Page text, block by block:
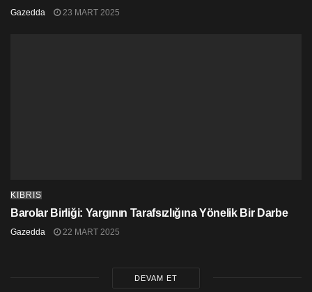
Gazedda 23 MART 2025
KIBRIS
Barolar Birliği: Yargının Tarafsızlığına Yönelik Bir Darbe
Gazedda 22 MART 2025
DEVAM ET